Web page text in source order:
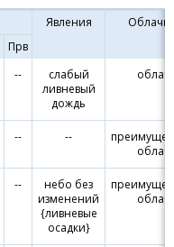
Явления
Прв
--
слабый
ливневый
дождь
-- --
--
небо без
изменений
{ливневые
осадки}